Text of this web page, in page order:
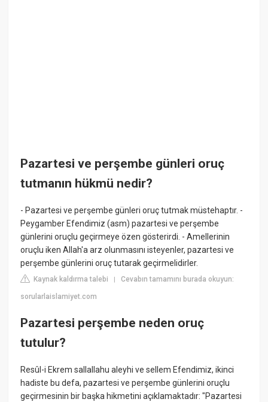
Pazartesi ve perşembe günleri oruç
tutmanın hükmü nedir?
- Pazartesi ve perşembe günleri oruç tutmak müstehaptır. -
Peygamber Efendimiz (asm) pazartesi ve perşembe
günlerini oruçlu geçirmeye özen gösterirdi. - Amellerinin
oruçlu iken Allah'a arz olunmasını isteyenler, pazartesi ve
perşembe günlerini oruç tutarak geçirmelidirler.
Kaynak kaldırma talebi |Cevabın tamamını burada okuyun:
sorularlaislamiyet.com
Pazartesi perşembe neden oruç
tutulur?
Resûl-i Ekrem sallallahu aleyhi ve sellem Efendimiz, ikinci
hadiste bu defa, pazartesi ve perşembe günlerini oruçlu
geçirmesinin bir başka hikmetini açıklamaktadır: "Pazartesi